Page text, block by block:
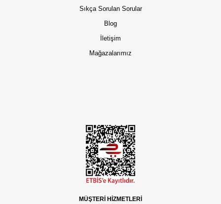
Sıkça Sorulan Sorular
Blog
İletişim
Mağazalarımız
MÜŞTERİ HİZMETLERİ